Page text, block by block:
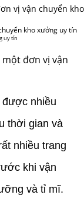
vị vận chuyển kho
kho xưởng uy tín
uy tín
đơn vị vận
nhiều
thời gian và
nhiều trang
khi vận
và tỉ mĩ.